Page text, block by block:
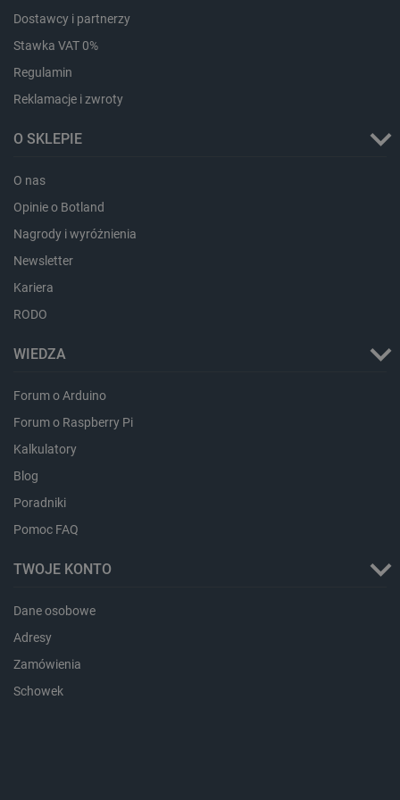
Dostawcy i partnerzy
Stawka VAT 0%
Regulamin
Reklamacje i zwroty
O SKLEPIE
O nas
Opinie o Botland
Nagrody i wyróżnienia
Newsletter
Kariera
RODO
WIEDZA
Forum o Arduino
Forum o Raspberry Pi
Kalkulatory
Blog
Poradniki
Pomoc FAQ
TWOJE KONTO
Dane osobowe
Adresy
Zamówienia
Schowek
critData
CookieScriptConsent